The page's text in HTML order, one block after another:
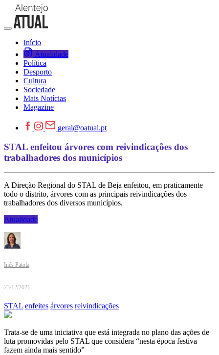
Início
Atualidade
Política
Desporto
Cultura
Sociedade
Mais Notícias
Magazine
geral@oatual.pt
STAL enfeitou árvores com reivindicações dos
trabalhadores dos municípios
A Direção Regional do STAL de Beja enfeitou, em praticamente
todo o distrito, árvores com as principais reivindicações dos
trabalhadores dos diversos municípios.
Atualidade
Inês Patola
23/12/2021
STAL enfeites árvores reivindicações
Trata-se de uma iniciativa que está integrada no plano das ações de
luta promovidas pelo STAL que considera “nesta época festiva
fazem ainda mais sentido”